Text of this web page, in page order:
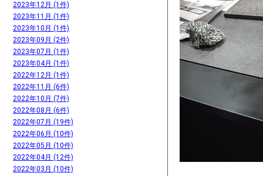
2023年12月 (1件)
2023年11月 (1件)
2023年10月 (1件)
2023年09月 (2件)
2023年07月 (1件)
2023年04月 (1件)
2022年12月 (1件)
2022年11月 (6件)
2022年10月 (7件)
2022年08月 (6件)
2022年07月 (19件)
2022年06月 (10件)
2022年05月 (10件)
2022年04月 (12件)
2022年03月 (10件)